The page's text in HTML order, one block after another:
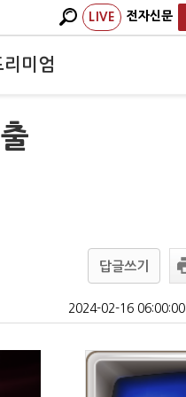
LIVE 전자신문
리미엄
답글쓰기
2024-02-16 06:00:00